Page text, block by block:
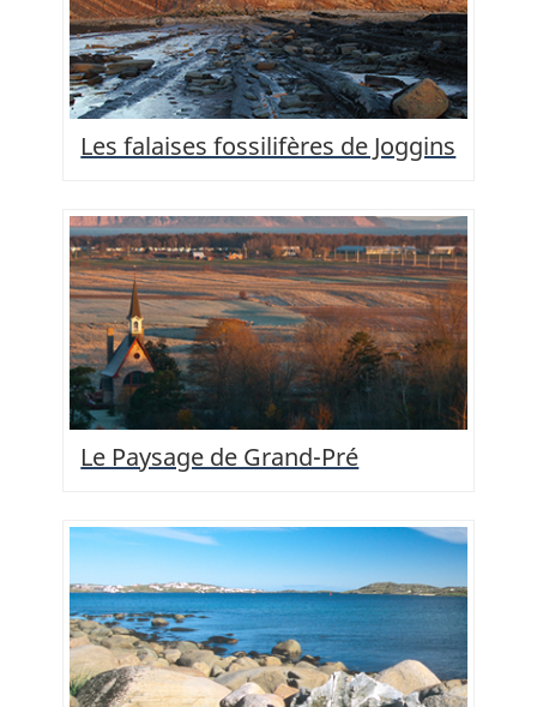
Les falaises fossilifères de Joggins
Le Paysage de Grand-Pré